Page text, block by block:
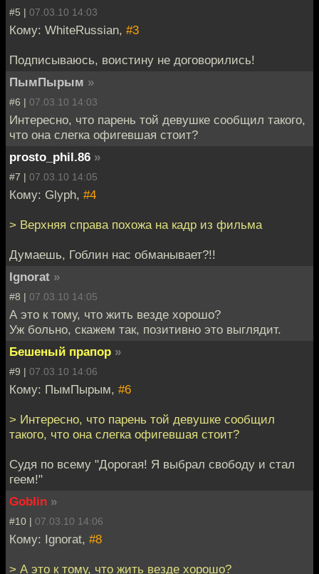
#5 | 07.03.10 14:03
Кому: WhiteRussian, #3
Подписываюсь, воистину не договорились!
ПымПырым »
#6 | 07.03.10 14:03
Интересно, что парень той девушке сообщил такого,
что она слегка офигевшая стоит?
prosto_phil.86 »
#7 | 07.03.10 14:05
Кому: Glyph, #4
> Верхняя справа похожа на кадр из фильма
Думаешь, Гоблин нас обманывает?!!
Ignorat »
#8 | 07.03.10 14:05
А это к тому, что жить везде хорошо?
Уж больно, скажем так, позитивно это выглядит.
Бешеный прапор »
#9 | 07.03.10 14:06
Кому: ПымПырым, #6
> Интересно, что парень той девушке сообщил
такого, что она слегка офигевшая стоит?
Судя по всему "Дорогая! Я выбрал свободу и стал
геем!"
Goblin »
#10 | 07.03.10 14:06
Кому: Ignorat, #8
> А это к тому, что жить везде хорошо?